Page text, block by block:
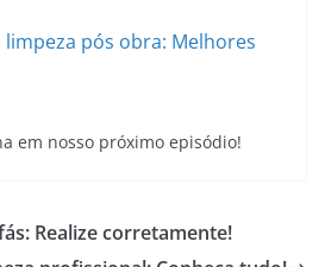
pós obra: Melhores
em nosso próximo episódio!
Realize corretamente!